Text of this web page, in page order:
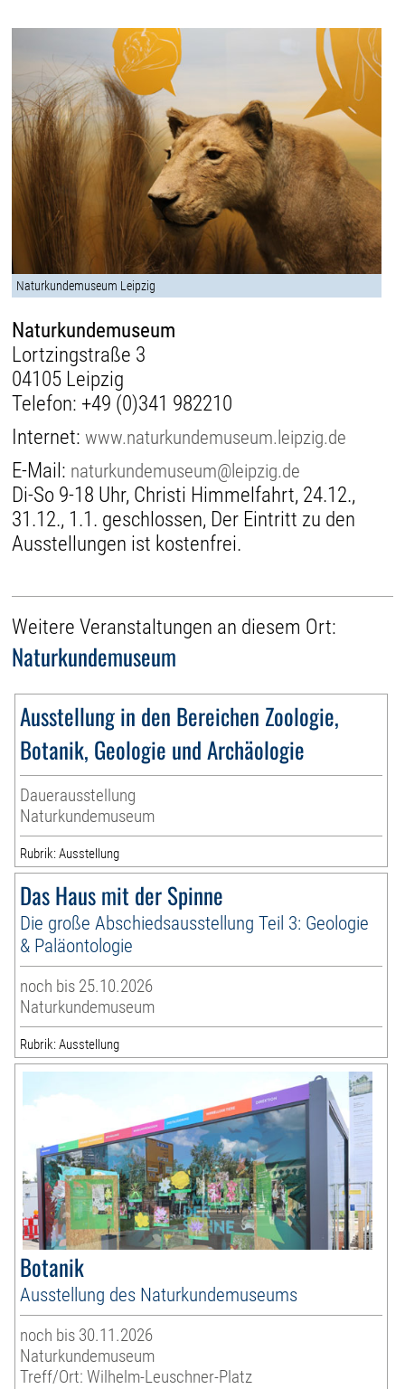
Naturkundemuseum Leipzig
Naturkundemuseum
Lortzingstraße 3
04105 Leipzig
Telefon: +49 (0)341 982210
Internet:www.naturkundemuseum.leipzig.de
E-Mail: naturkundemuseum@leipzig.de
Di-So 9-18 Uhr, Christi Himmelfahrt, 24.12.,
31.12., 1.1. geschlossen, Der Eintritt zu den
Ausstellungen ist kostenfrei.
Weitere Veranstaltungen an diesem Ort:
Naturkundemuseum
Ausstellung in den Bereichen Zoologie,
Botanik, Geologie und Archäologie
Dauerausstellung
Naturkundemuseum
Rubrik: Ausstellung
Das Haus mit der Spinne
Die große Abschiedsausstellung Teil 3: Geologie
& Paläontologie
noch bis 25.10.2026
Naturkundemuseum
Rubrik: Ausstellung
Botanik
Ausstellung des Naturkundemuseums
noch bis 30.11.2026
Naturkundemuseum
Treff/Ort: Wilhelm-Leuschner-Platz